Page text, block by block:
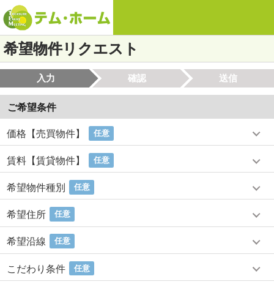
希望物件リクエスト
入力 確認 送信
ご希望条件
価格【売買物件】 任意
賃料【賃貸物件】 任意
希望物件種別 任意
希望住所 任意
希望沿線 任意
こだわり条件 任意